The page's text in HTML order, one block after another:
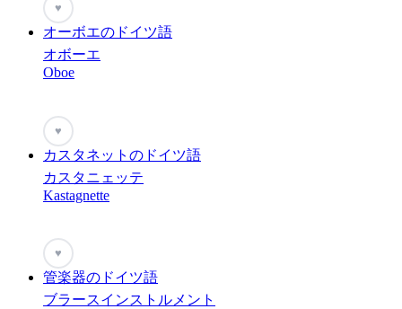
♥
オーボエのドイツ語
オボーエ
Oboe
♥
カスタネットのドイツ語
カスタニェッテ
Kastagnette
♥
管楽器のドイツ語
ブラースインストルメント